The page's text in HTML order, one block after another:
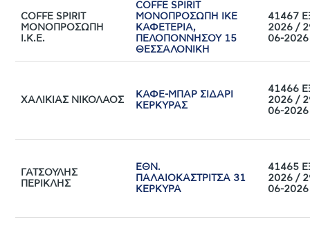
COFFE SPIRIT
ΜΟΝΟΠΡΟΣΩΠΗ
Ι.Κ.Ε.
COFFE SPIRIT
ΜΟΝΟΠΡΟΣΩΠΗ ΙΚΕ
ΚΑΦΕΤΕΡΙΑ,
ΠΕΛΟΠΟΝΝΗΣΟΥ 15
ΘΕΣΣΑΛΟΝΙΚΗ
41467
2026 /
06-2026
ΧΑΛΙΚΙΑΣ ΝΙΚΟΛΑΟΣ
ΚΑΦΕ-ΜΠΑΡ ΣΙΔΑΡΙ
ΚΕΡΚΥΡΑΣ
41466
2026 /
06-2026
ΓΑΤΣΟΥΛΗΣ
ΠΕΡΙΚΛΗΣ
ΕΘΝ.
ΠΑΛΑΙΟΚΑΣΤΡΙΤΣΑ 31
ΚΕΡΚΥΡΑ
41465
2026 /
06-2026